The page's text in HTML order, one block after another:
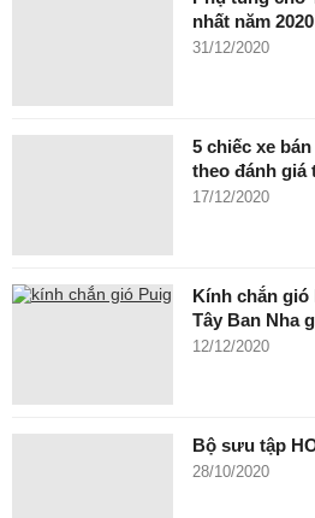
nhất năm
31/12/2020
5 chiếc xe
theo đánh giá
17/12/2020
Kính chắn
Tây Ban Nha
12/12/2020
Bộ sưu tập
28/10/2020